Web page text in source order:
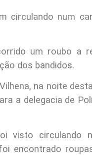
circulando num
um roubo a
dos bandidos.
na noite
a delegacia de
visto circulando
encontrado